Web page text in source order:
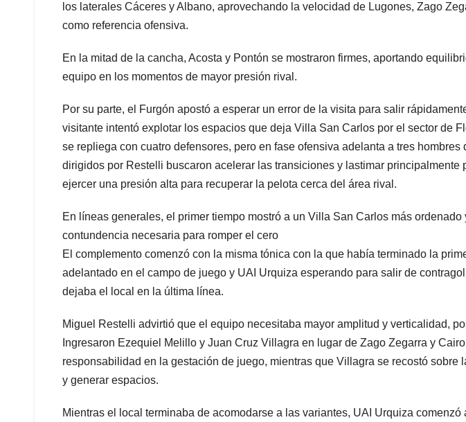
los laterales Cáceres y Albano, aprovechando la velocidad de Lugones, Zago
como referencia ofensiva.
En la mitad de la cancha, Acosta y Pontón se mostraron firmes, aportando
equipo en los momentos de mayor presión rival.
Por su parte, el Furgón apostó a esperar un error de la visita para salir
visitante intentó explotar los espacios que deja Villa San Carlos por el sector de
se repliega con cuatro defensores, pero en fase ofensiva adelanta a tres hombres
dirigidos por Restelli buscaron acelerar las transiciones y lastimar principalmente
ejercer una presión alta para recuperar la pelota cerca del área rival.
En líneas generales, el primer tiempo mostró a un Villa San Carlos más
contundencia necesaria para romper el cero
El complemento comenzó con la misma tónica con la que había terminado la
adelantado en el campo de juego y UAI Urquiza esperando para salir de
dejaba el local en la última línea.
Miguel Restelli advirtió que el equipo necesitaba mayor amplitud y verticalidad,
Ingresaron Ezequiel Melillo y Juan Cruz Villagra en lugar de Zago Zegarra y
responsabilidad en la gestación de juego, mientras que Villagra se recostó sobre
y generar espacios.
Mientras el local terminaba de acomodarse a las variantes, UAI Urquiza